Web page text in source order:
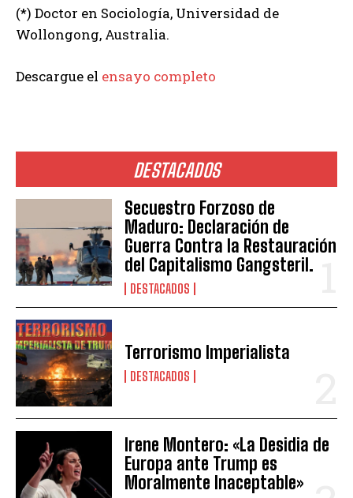
DESTACADOS
Secuestro Forzoso de
Maduro: Declaración de
Guerra Contra la Restauración
del Capitalismo Gangsteril.
DESTACADOS
Terrorismo Imperialista
DESTACADOS
Irene Montero: «La Desidia de
Europa ante Trump es
Moralmente Inaceptable»
(*) Doctor en Sociología, Universidad de
Wollongong, Australia.
Descargue el ensayo completo